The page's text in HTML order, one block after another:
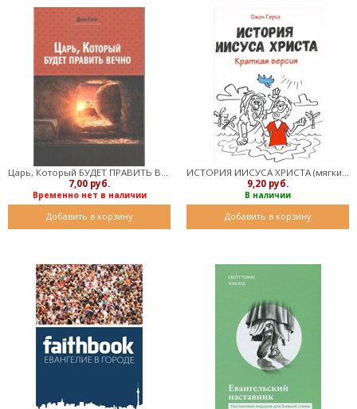
7,00 руб.
Временно нет в наличии
Добавить в корзину
9,20 руб.
В наличии
Добавить в корзину